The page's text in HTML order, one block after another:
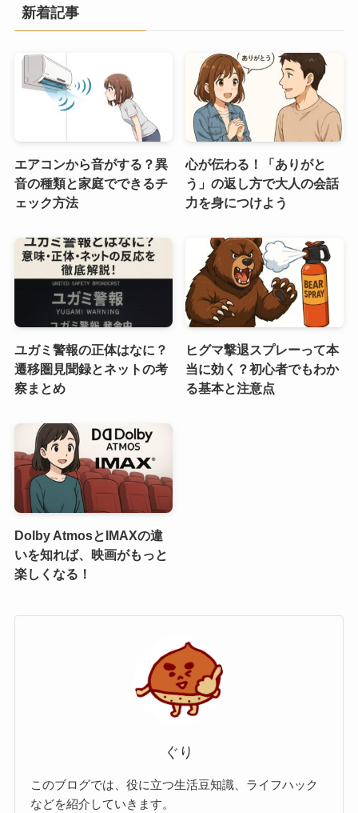
新着記事
エアコンから音がする？異
音の種類と家庭でできるチ
ェック方法
心が伝わる！「ありがと
う」の返し方で大人の会話
力を身につけよう
ユガミ警報の正体はなに？
遷移圏見聞録とネットの考
察まとめ
ヒグマ撃退スプレーって本
当に効く？初心者でもわか
る基本と注意点
Dolby AtmosとIMAXの違
いを知れば、映画がもっと
楽しくなる！
ぐり
このブログでは、役に立つ生活豆知識、ライフハック
などを紹介していきます。